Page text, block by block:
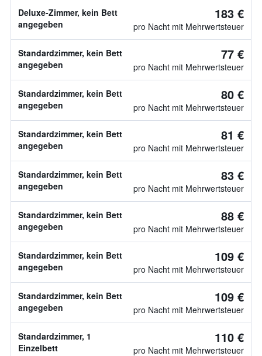
Deluxe-Zimmer, kein Bett
angegeben
183 €
pro Nacht mit Mehrwertsteuer
Standardzimmer, kein Bett
angegeben
77 €
pro Nacht mit Mehrwertsteuer
Standardzimmer, kein Bett
angegeben
80 €
pro Nacht mit Mehrwertsteuer
Standardzimmer, kein Bett
angegeben
81 €
pro Nacht mit Mehrwertsteuer
Standardzimmer, kein Bett
angegeben
83 €
pro Nacht mit Mehrwertsteuer
Standardzimmer, kein Bett
angegeben
88 €
pro Nacht mit Mehrwertsteuer
Standardzimmer, kein Bett
angegeben
109 €
pro Nacht mit Mehrwertsteuer
Standardzimmer, kein Bett
angegeben
109 €
pro Nacht mit Mehrwertsteuer
Standardzimmer, 1
Einzelbett
110 €
pro Nacht mit Mehrwertsteuer